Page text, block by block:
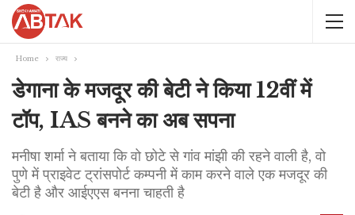
Home राज्य
डेगाना के मजदूर की बेटी ने किया 12वीं में
टॉप, IAS बनने का अब सपना
मनीषा शर्मा ने बताया कि वो छोटे से गांव मांझी की रहने वाली है, वो
पुणे में प्राइवेट ट्रांसपोर्ट कम्पनी में काम करने वाले एक मजदूर की
बेटी है और आईएएस बनना चाहती है